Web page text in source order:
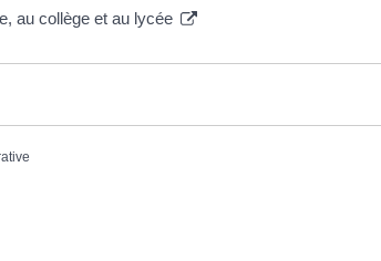
au collège et au lycée